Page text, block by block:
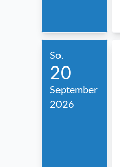
So.
20
September
2026